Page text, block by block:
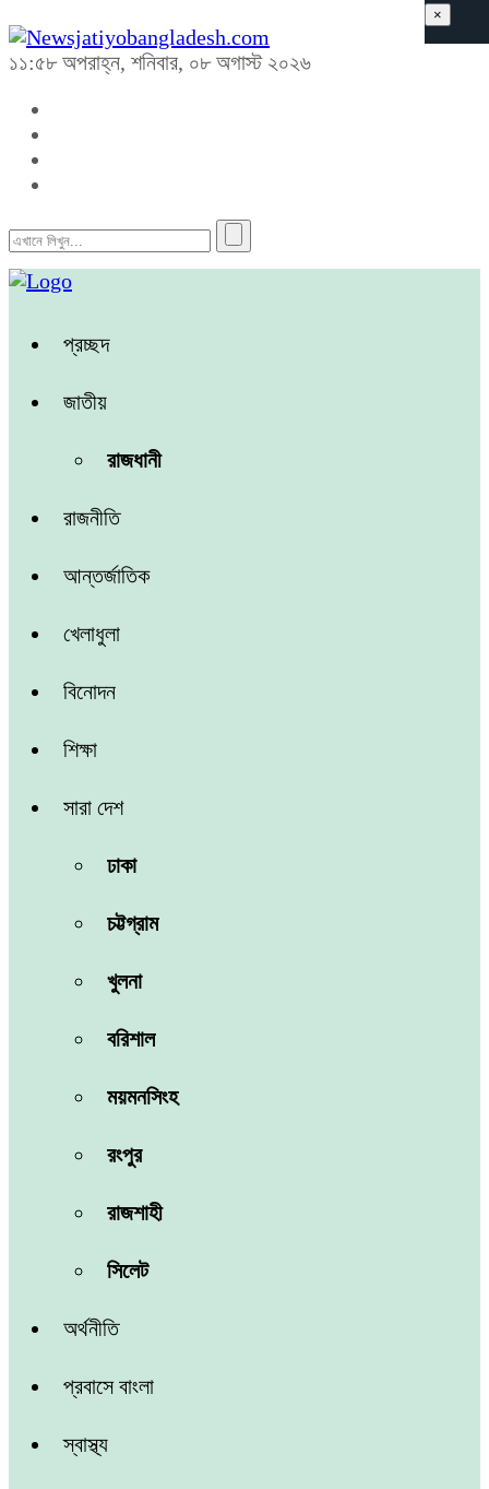
১১:৫৮ অপরাহ্ন, শনিবার, ০৮ অগাস্ট ২০২৬
প্রচ্ছদ
জাতীয়
রাজধানী
রাজনীতি
আন্তর্জাতিক
খেলাধুলা
বিনোদন
শিক্ষা
সারা দেশ
ঢাকা
চট্টগ্রাম
খুলনা
বরিশাল
ময়মনসিংহ
রংপুর
রাজশাহী
সিলেট
অর্থনীতি
প্রবাসে বাংলা
স্বাস্থ্য
×